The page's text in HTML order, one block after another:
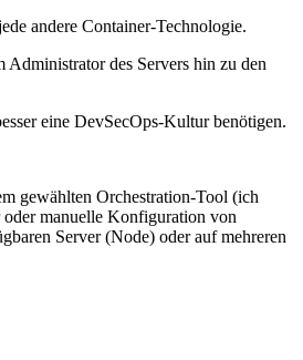
andere Container-Technologie.
des Servers hin zu den
eine DevSecOps-Kultur benötigen.
gewählten Orchestration-Tool (ich
oder manuelle Konfiguration von
Server (Node) oder auf mehreren